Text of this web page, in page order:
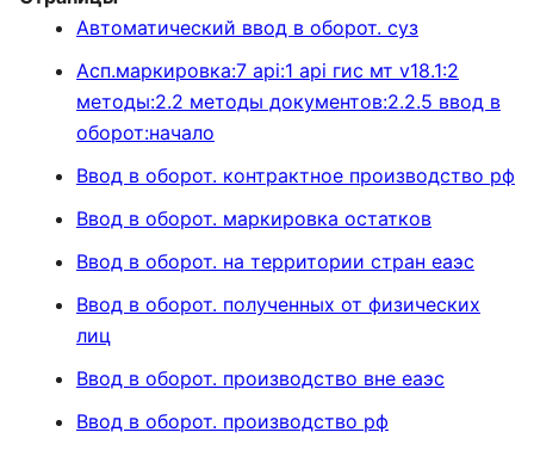
Автоматический ввод в оборот. суз
Асп.маркировка:7 api:1 api гис мт v18.1:2
методы:2.2 методы документов:2.2.5 ввод в
оборот:начало
Ввод в оборот. контрактное производство рф
Ввод в оборот. маркировка остатков
Ввод в оборот. на территории стран еаэс
Ввод в оборот. полученных от физических
лиц
Ввод в оборот. производство вне еаэс
Ввод в оборот. производство рф